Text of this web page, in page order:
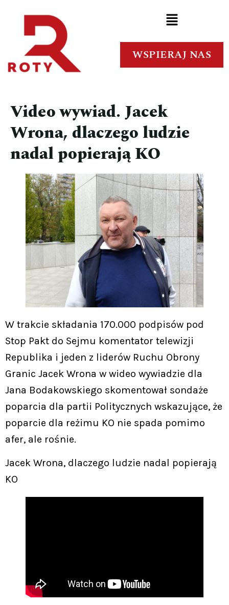
WSPIERAJ NAS
Video wywiad. Jacek
Wrona, dlaczego ludzie
nadal popierają KO
W trakcie składania 170.000 podpisów pod
Stop Pakt do Sejmu komentator telewizji
Republika i jeden z liderów Ruchu Obrony
Granic Jacek Wrona w wideo wywiadzie dla
Jana Bodakowskiego skomentował sondaże
poparcia dla partii Politycznych wskazujące, że
poparcie dla reżimu KO nie spada pomimo
afer, ale rośnie.
Jacek Wrona, dlaczego ludzie nadal popierają
KO